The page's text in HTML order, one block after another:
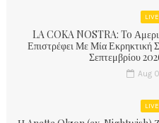
LA COKA NOSTRA: To
Επιστρέφει Με Μία Εκρηκτική
Σεπτεμβρίου
Aug